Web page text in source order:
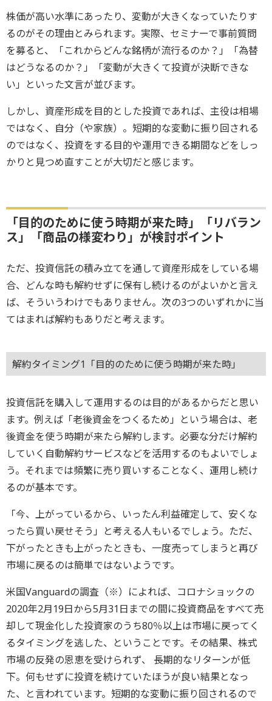
株価が高い水準にあったり、変動が大きくなっていたりす
るのがその理由とみられます。実際、セミナーで事前質問
を募ると、「これからどんな銘柄が流行るのか？」「為替
はどうなるのか？」「変動が大きくて投資が決断できな
い」といった文言が並びます。
しかし、資産形成を目的とした投資であれば、主役は相場
ではなく、自分（や家族）。短期的な変動に振り回される
のではなく、投資をする目的や運用できる期間などをしっ
かりと見つめ直すことが大切だと感じます。
「目的のために使う時期が来た時」「リバラン
ス」「商品の様変わり」が検討ポイント
ただ、投資信託の積み立てを通して資産形成をしている場
合、どんな時も解約せずに保有し続けるのがよいかと言え
ば、そういうわけでもありません。次の3つのいずれかに当
てはまれば解約もありだと考えます。
解約タイミング1「目的のために使う時期が来た時」
投資信託を購入して運用するのは目的があるからだと思い
ます。例えば「老後資金をつくるため」という場合は、老
後資金を使う時期が来たら解約します。必要な分だけ解約
していく自動解約サービスなどを活用するのもよいでしょ
う。それまでは頻繁に売り買いすることなく、運用し続け
るのが基本です。
「今、上がっているから、いったん利益確定して、安くな
ったら買い戻せそう」と考える人もいるでしょう。ただ、
下がったときも上がったときも、一度売ってしまうと再び
市場に戻るのは簡単ではないようです。
米国Vanguardの調査（※）によれば、コロナショックの
2020年2月19日から5月31日までの間に投資商品をすべて売
却して現金化した投資家のうち80％以上は市場に戻ってく
るタイミングを逃した、ということです。その結果、株式
市場の反発の恩恵を受けられず、 長期的なリターンが低
下。何もせずに投資を続けていたほうが良い結果となっ
た、と言われています。短期的な変動に振り回されるので